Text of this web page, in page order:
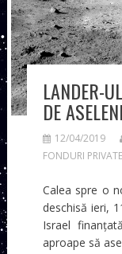
LANDER-
DE
12/04/2019
FONDURI PRIVATE
Calea spre o
deschisă ieri,
Israel
aproape să